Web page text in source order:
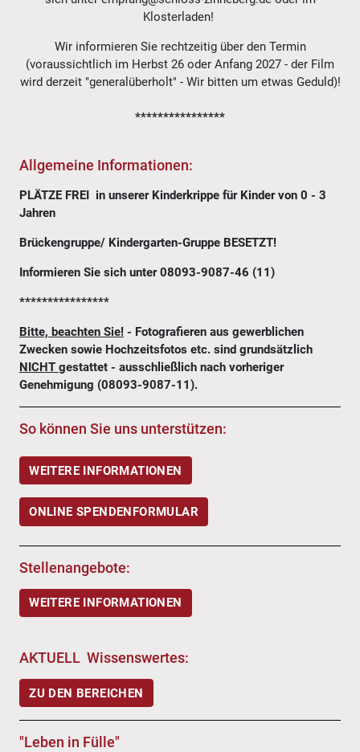
Klosterladen!
Wir informieren Sie rechtzeitig über den Termin
(voraussichtlich im Herbst 26 oder Anfang 2027 - der Film
wird derzeit "generalüberholt" - Wir bitten um etwas Geduld)!
****************
Allgemeine Informationen:
PLÄTZE FREI in unserer Kinderkrippe für Kinder von 0 - 3
Jahren
Brückengruppe/ Kindergarten-Gruppe BESETZT!
Informieren Sie sich unter 08093-9087-46 (11)
****************
Bitte, beachten Sie! - Fotografieren aus gewerblichen
Zwecken sowie Hochzeitsfotos etc. sind grundsätzlich
NICHT gestattet - ausschließlich nach vorheriger
Genehmigung (08093-9087-11).
So können Sie uns unterstützen:
WEITERE INFORMATIONEN
ONLINE SPENDENFORMULAR
Stellenangebote:
WEITERE INFORMATIONEN
AKTUELL Wissenswertes:
ZU DEN BEREICHEN
"Leben in Fülle"